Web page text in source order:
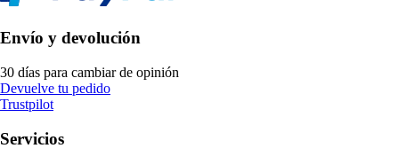
Envío y devolución
30 días para cambiar de opinión
Devuelve tu pedido
Trustpilot
Servicios